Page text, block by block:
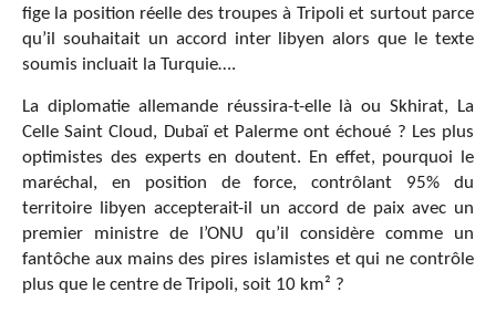
fige la position réelle des troupes à Tripoli et surtout parce
qu’il souhaitait un accord inter libyen alors que le texte
soumis incluait la Turquie….
La diplomatie allemande réussira-t-elle là ou Skhirat, La
Celle Saint Cloud, Dubaï et Palerme ont échoué ? Les plus
optimistes des experts en doutent. En effet, pourquoi le
maréchal, en position de force, contrôlant 95% du
territoire libyen accepterait-il un accord de paix avec un
premier ministre de l’ONU qu’il considère comme un
fantôche aux mains des pires islamistes et qui ne contrôle
plus que le centre de Tripoli, soit 10 km² ?